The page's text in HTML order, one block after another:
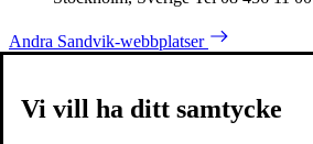
Andra Sandvik-webbplatser
Vi vill ha ditt samtycke